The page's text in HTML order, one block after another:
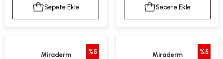
Sepete Ekle Sepete Ekle
%5
Miraderm
%5
Miraderm